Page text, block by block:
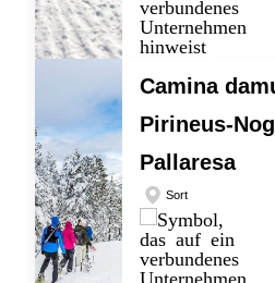
Camina
Pirineus-
Pallaresa
Sort